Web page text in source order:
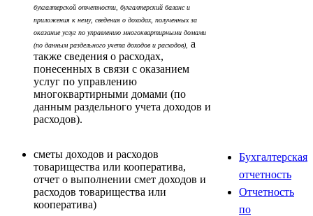
бухгалтерской отчетности, бухгалтерский баланс и
приложения к нему, сведения о доходах, полученных за
оказание услуг по управлению многоквартирными домами
(по данным раздельного учета доходов и расходов),
а
также сведения о расходах,
понесенных в связи с оказанием
услуг по управлению
многоквартирными домами (по
данным раздельного учета доходов и
расходов).
сметы доходов и расходов
товарищества или кооператива,
отчет о выполнении смет доходов и
расходов товарищества или
кооператива)
Бухгалтерская
отчетность
Отчетность
по